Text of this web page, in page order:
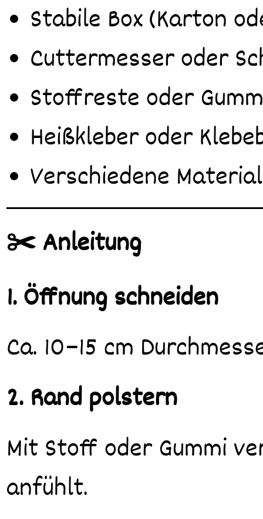
Stabile Box (Karton
Cuttermesser oder
Stoffreste oder
Heißkleber oder
Verschiedene
✂️ Anleitung
1. Öffnung schneiden
Ca. 10–15 cm
2. Rand polstern
Mit Stoff oder Gummi
anfühlt.